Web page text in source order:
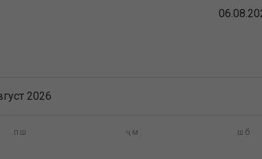
2026
пш ҷм шб